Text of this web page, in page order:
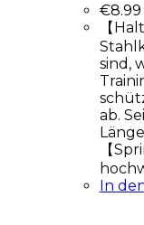
€8.99
【
sind,
ab.
【
In